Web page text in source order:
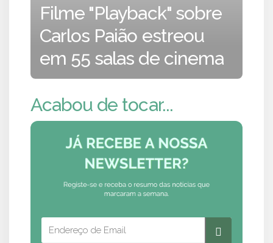
Filme "Playback" sobre
Carlos Paião estreou
em 55 salas de cinema
Acabou de tocar...